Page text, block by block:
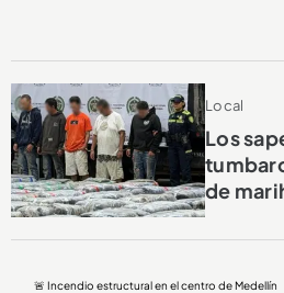
Local
Los
de
🚨 Incendio estructural en el centro de Medellín